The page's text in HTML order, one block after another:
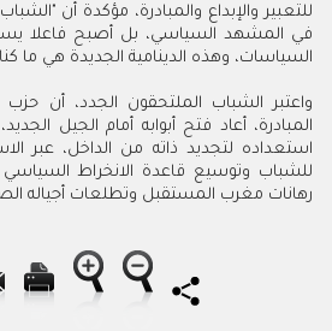
للتعبير والإبداع والمبادرة، مؤكدة أن
في المشهد السياسي، بل أصبح فاعلا
السياسات، وهذه الدينامية الجديدة هي ما
واعتبر الشباب الملتحقون الجدد، أن
المبادرة، أعاد فتح أبوابه أمام الجيل
استعداده لتجديد ذاته من الداخل، عبر
للشباب وتوسيع قاعدة الانخراط
رهانات مغرب المستقبل وتطلعات أجياله